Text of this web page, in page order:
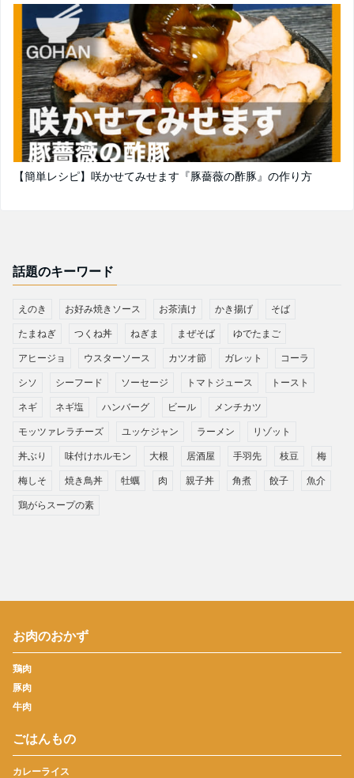
【簡単レシピ】咲かせてみせます『豚薔薇の酢豚』の作り方
話題のキーワード
えのき お好み焼きソース お茶漬け かき揚げ そば
たまねぎ つくね丼 ねぎま まぜそば ゆでたまご
アヒージョ ウスターソース カツオ節 ガレット コーラ
シソ シーフード ソーセージ トマトジュース トースト
ネギ ネギ塩 ハンバーグ ビール メンチカツ
モッツァレラチーズ ユッケジャン ラーメン リゾット
丼ぶり 味付けホルモン 大根 居酒屋 手羽先 枝豆 梅
梅しそ 焼き鳥丼 牡蠣 肉 親子丼 角煮 餃子 魚介
鶏がらスープの素
お肉のおかず
鶏肉
豚肉
牛肉
ごはんもの
カレーライス